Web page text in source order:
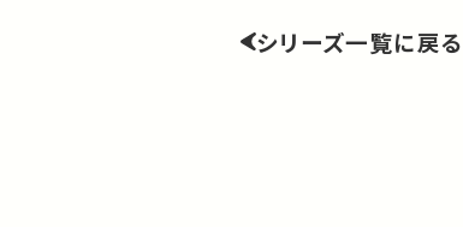
シリーズ一覧に戻る